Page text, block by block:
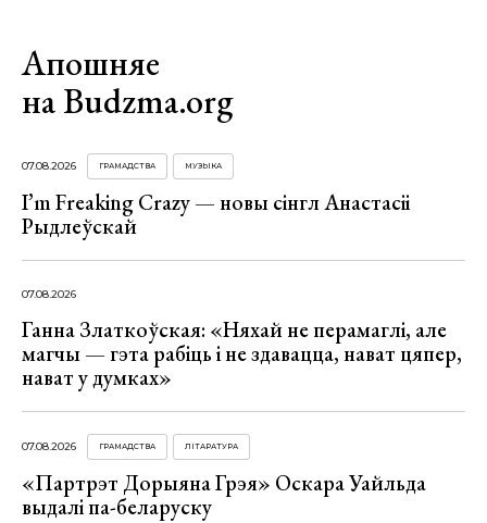
Апошняе
на Budzma.org
07.08.2026 ГРАМАДСТВА МУЗЫКА
I’m Freaking Crazy — новы сінгл Анастасіі
Рыдлеўскай
07.08.2026
Ганна Златкоўская: «Няхай не перамаглі, але
магчы — гэта рабіць і не здавацца, нават цяпер,
нават у думках»
07.08.2026 ГРАМАДСТВА ЛІТАРАТУРА
«Партрэт Дорыяна Грэя» Оскара Уайльда
выдалі па-беларуску